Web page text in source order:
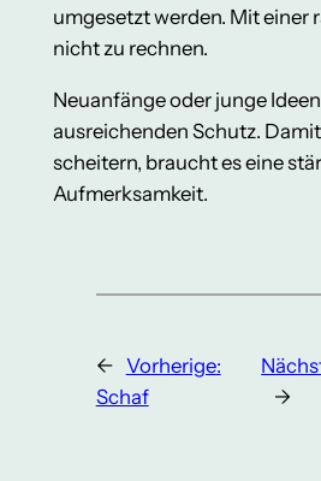
umgesetzt werden. Mit einer
nicht zu rechnen.
Neuanfänge oder junge
ausreichenden Schutz.
scheitern, braucht es eine
Aufmerksamkeit.
← Vorherige:
Schaf
→